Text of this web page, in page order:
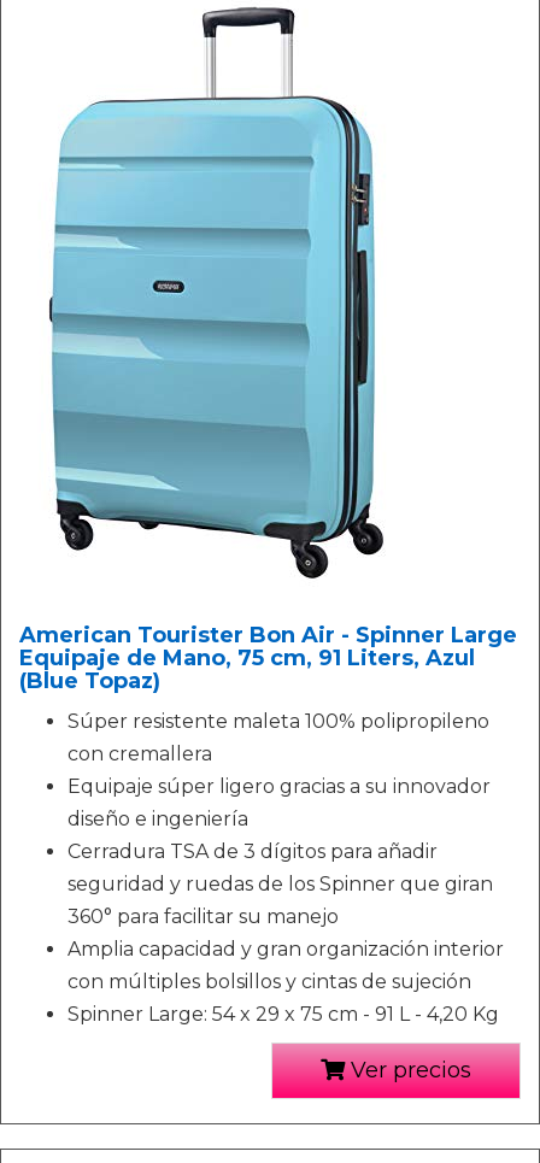
American Tourister Bon Air - Spinner Large
Equipaje de Mano, 75 cm, 91 Liters, Azul
(Blue Topaz)
Súper resistente maleta 100% polipropileno
con cremallera
Equipaje súper ligero gracias a su innovador
diseño e ingeniería
Cerradura TSA de 3 dígitos para añadir
seguridad y ruedas de los Spinner que giran
360° para facilitar su manejo
Amplia capacidad y gran organización interior
con múltiples bolsillos y cintas de sujeción
Spinner Large: 54 x 29 x 75 cm - 91 L - 4,20 Kg
Ver precios